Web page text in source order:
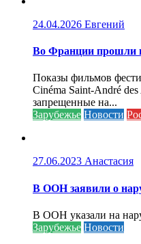
24.04.2026 Евгений
Во Франции прошли
Показы фильмов
Cinéma Saint-André
запрещенные на...
Зарубежье Новости
27.06.2023 Анастасия
В ООН заявили о
В ООН указали на
Зарубежье Новости